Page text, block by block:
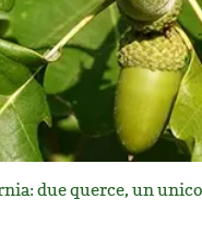
due querce, un